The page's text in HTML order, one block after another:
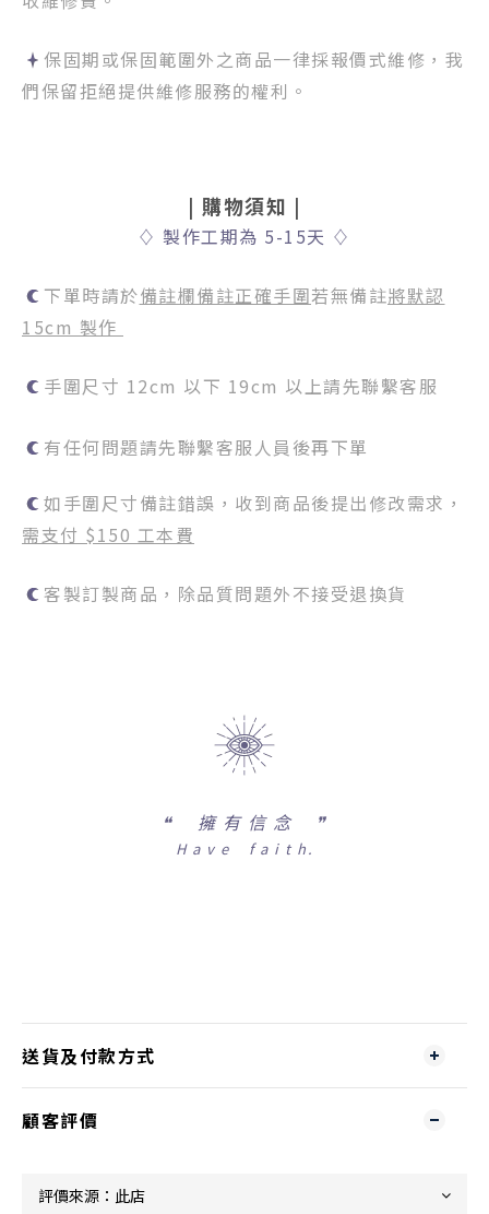
保固期或保固範圍外之商品一律採報價式維修，我
們保留拒絕提供維修服務的權利。
| 購物須知 |
♢ 製作工期為 5-15天 ♢
下單時請於備註欄備註正確手圍若無備註將默認
15cm 製作
手圍尺寸 12cm 以下 19cm 以上請先聯繫客服
有任何問題請先聯繫客服人員後再下單
如手圍尺寸備註錯誤，收到商品後提出修改需求，
需支付 $150 工本費
客製訂製商品，除品質問題外不接受退換貨
❝ 擁 有 信 念 ❞
H a v e f a i t h.
送貨及付款方式
顧客評價